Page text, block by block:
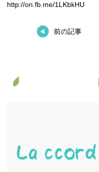
http://on.fb.me/1LKbkHU
前の記事